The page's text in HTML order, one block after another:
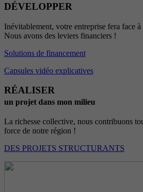
DÉVELOPPER
Inévitablement, votre entreprise fera face à
Nous avons des leviers financiers !
Solutions de financement
Capsules vidéo explicatives
RÉALISER
un projet dans mon milieu
La richesse collective, nous contribuons
force de notre région !
DES PROJETS STRUCTURANTS